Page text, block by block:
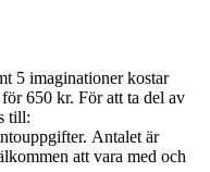
5 imaginationer kostar
650 kr. För att ta del av
till:
Antalet är
att vara med och